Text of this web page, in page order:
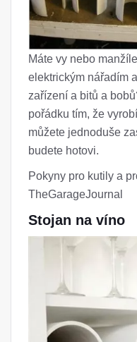
Máte vy nebo
elektrickým nářadím
zařízení a bitů a
pořádku tím, že
můžete jednoduše
budete hotovi.
Pokyny pro kutily a
TheGarageJournal
Stojan na víno